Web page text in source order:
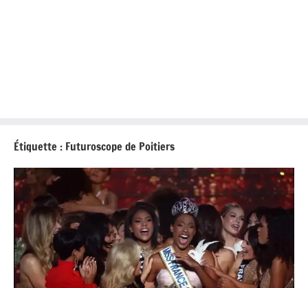
Étiquette : Futuroscope de Poitiers